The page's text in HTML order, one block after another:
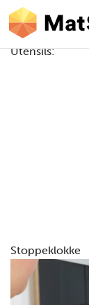
Hopp til
Utensils:
Stoppeklokke